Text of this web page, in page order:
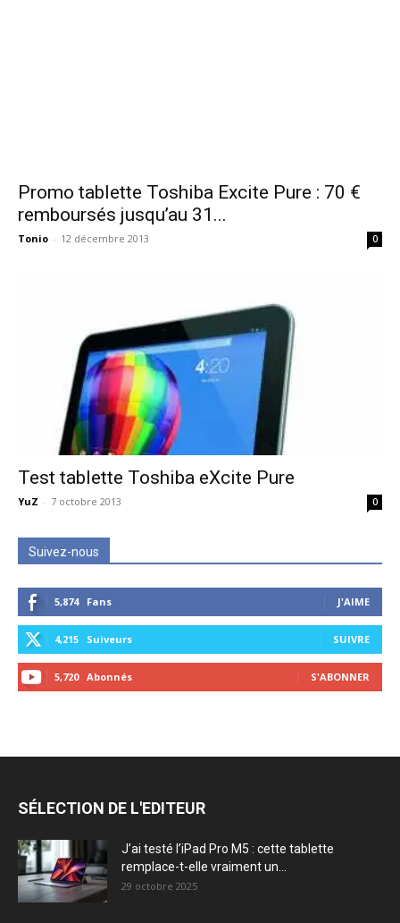
Promo tablette Toshiba Excite Pure : 70 €
remboursés jusqu’au 31...
Tonio - 12 décembre 2013 0
Test tablette Toshiba eXcite Pure
YuZ - 7 octobre 2013 0
Suivez-nous
5,874 Fans J'AIME
4,215 Suiveurs SUIVRE
5,720 Abonnés S'ABONNER
SÉLECTION DE L'EDITEUR
J’ai testé l’iPad Pro M5 : cette tablette
remplace-t-elle vraiment un...
29 octobre 2025